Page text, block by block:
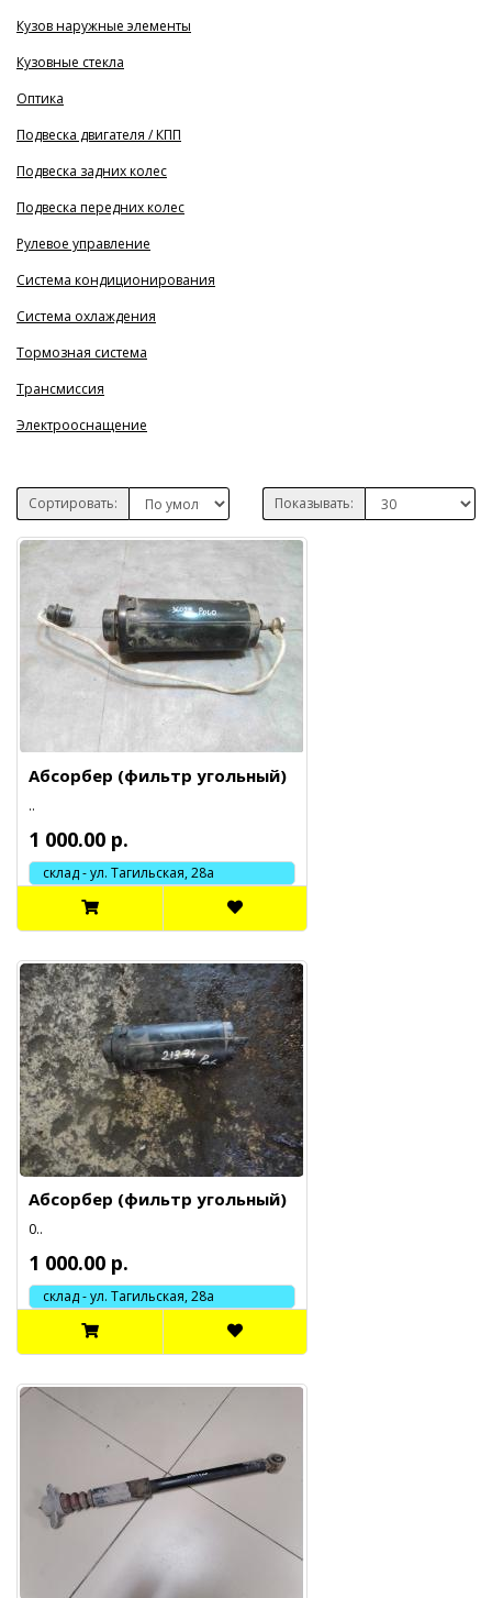
Кузов наружные элементы
Кузовные стекла
Оптика
Подвеска двигателя / КПП
Подвеска задних колес
Подвеска передних колес
Рулевое управление
Система кондиционирования
Система охлаждения
Тормозная система
Трансмиссия
Электрооснащение
Сортировать: Показывать:
Абсорбер (фильтр угольный)
..
1 000.00 р.
склад - ул. Тагильская, 28а
Абсорбер (фильтр угольный)
0..
1 000.00 р.
склад - ул. Тагильская, 28а